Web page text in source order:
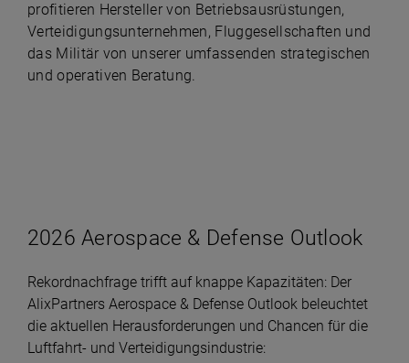
profitieren Hersteller von Betriebsausrüstungen,
Verteidigungsunternehmen, Fluggesellschaften und
das Militär von unserer umfassenden strategischen
und operativen Beratung.
2026 Aerospace & Defense Outlook
Rekordnachfrage trifft auf knappe Kapazitäten: Der
AlixPartners Aerospace & Defense Outlook beleuchtet
die aktuellen Herausforderungen und Chancen für die
Luftfahrt- und Verteidigungsindustrie: